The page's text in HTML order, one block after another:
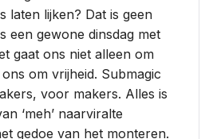
laten lijken? Dat is geen
een gewone dinsdag met
gaat ons niet alleen om
om vrijheid. Submagic
voor makers. Alles is
‘meh’ naarviralte
gedoe van het monteren.